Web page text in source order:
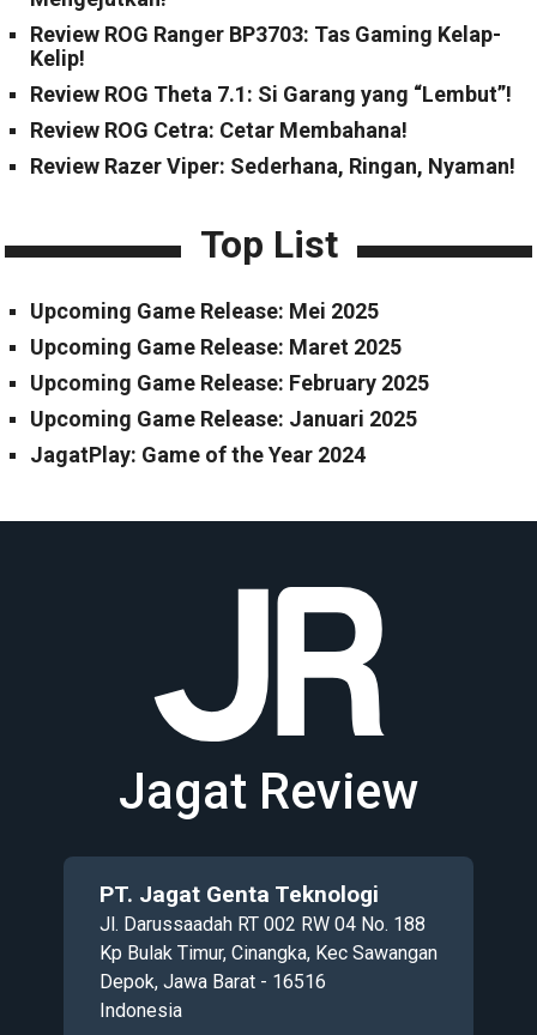
Review ROG Ranger BP3703: Tas Gaming Kelap-
Kelip!
Review ROG Theta 7.1: Si Garang yang “Lembut”!
Review ROG Cetra: Cetar Membahana!
Review Razer Viper: Sederhana, Ringan, Nyaman!
Top List
Upcoming Game Release: Mei 2025
Upcoming Game Release: Maret 2025
Upcoming Game Release: February 2025
Upcoming Game Release: Januari 2025
JagatPlay: Game of the Year 2024
Jagat Review
PT. Jagat Genta Teknologi
Jl. Darussaadah RT 002 RW 04 No. 188
Kp Bulak Timur, Cinangka, Kec Sawangan
Depok, Jawa Barat - 16516
Indonesia